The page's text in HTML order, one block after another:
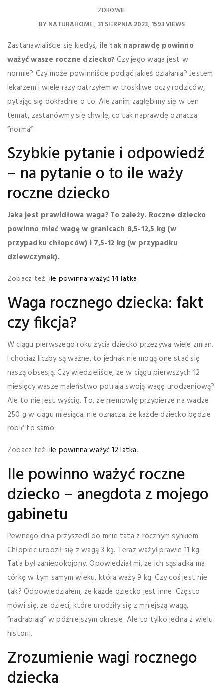
ZDROWIE
BYNATURAHOME 31 SIERPNIA 2023 1593 VIEWS
Zastanawialiście się kiedyś, ile tak naprawdę powinno
ważyć wasze roczne dziecko? Czy jego waga jest w
normie? Czy może powinniście podjąć jakieś działania? Jestem
lekarzem i wiele razy patrzyłem w troskliwe oczy rodziców,
pytając się dokładnie o to. Ale zanim zagłębimy się w ten
temat, zastanówmy się chwilę, co tak naprawdę oznacza
“norma”.
Szybkie pytanie i odpowiedź
– na pytanie o to ile waży
roczne dziecko
Jaka jest prawidłowa waga? To zależy. Roczne dziecko
powinno mieć wagę w granicach 8,5-12,5 kg (w
przypadku chłopców) i 7,5-12 kg (w przypadku
dziewczynek).
Zobacz też: ile powinna ważyć 14 latka.
Waga rocznego dziecka: fakt
czy fikcja?
W ciągu pierwszego roku życia dziecko przeżywa wiele zmian.
I chociaż liczby są ważne, to jednak nie mogą one stać się
naszą obsesją. Czy wiedzieliście, że w ciągu pierwszych 12
miesięcy wasze maleństwo potraja swoją wagę urodzeniową?
Ale to nie jest wyścig. To, że niemowlę przybierze na wadze
250 g w ciągu miesiąca, nie oznacza, że każde dziecko będzie
robić to samo.
Zobacz też: ile powinna ważyć 12 latka.
Ile powinno ważyć roczne
dziecko – anegdota z mojego
gabinetu
Pewnego dnia przyszedł do mnie tata z rocznym synkiem.
Chłopiec urodził się z wagą 3 kg. Teraz ważył prawie 11 kg.
Tata był zaniepokojony. Opowiedział mi, że ich sąsiadka ma
córkę w tym samym wieku, która waży 9 kg. Czy coś jest nie
tak? Odpowiedziałem, że każde dziecko jest inne. Często
mówi się, że dzieci, które urodziły się z mniejszą wagą,
“nadrabiają” w późniejszym okresie. Ale to tylko jedna z wielu
historii.
Zrozumienie wagi rocznego
dziecka